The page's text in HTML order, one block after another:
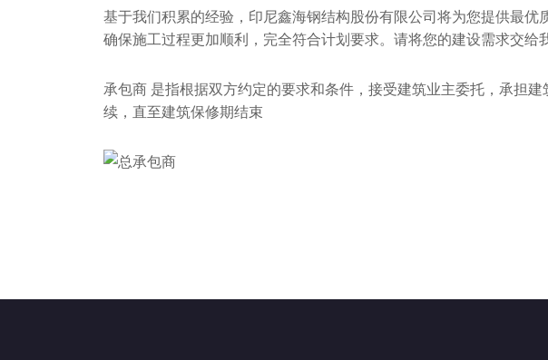
基于我们积累的经验，印尼鑫海钢结构股份有限公司将为您提供最
确保施工过程更加顺利，完全符合计划要求。请将您的建设需求交给
承包商 是指根据双方约定的要求和条件，接受建筑业主委托，承担
续，直至建筑保修期结束